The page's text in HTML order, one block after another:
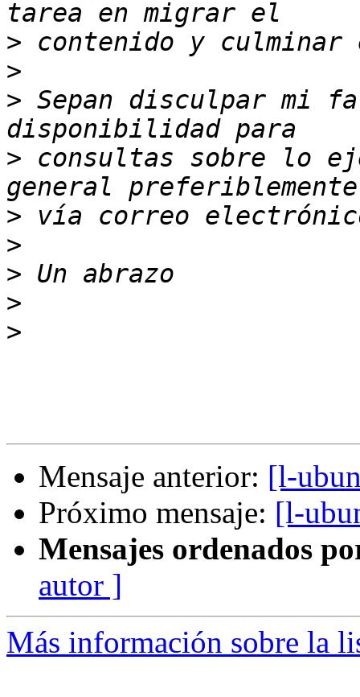
>
>
> Sepan disculpar mi
> consultas sobre lo
>
>
>
>
>
Mensaje anterior: [l-
Próximo mensaje: [l-
Mensajes ordenados
autor ]
Más información sobre la